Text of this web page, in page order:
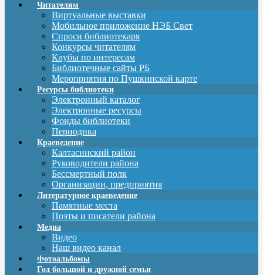
Читателям
Виртуальные выставки
Мобильное приложение НЭБ Свет
Спроси библиотекаря
Конкурсы читателям
Клубы по интересам
Библиотечные сайты РБ
Мероприятия по Пушкинской карте
Ресурсы библиотеки
Электронный каталог
Электронные ресурсы
Фонды библиотеки
Периодика
Краеведение
Калтасинский район
Руководители района
Бессмертный полк
Организации, предприятия
Литературное краеведение
Памятные места
Поэты и писатели района
Медиа
Видео
Наш видео канал
Фотоальбомы
Год большой и дружной семьи